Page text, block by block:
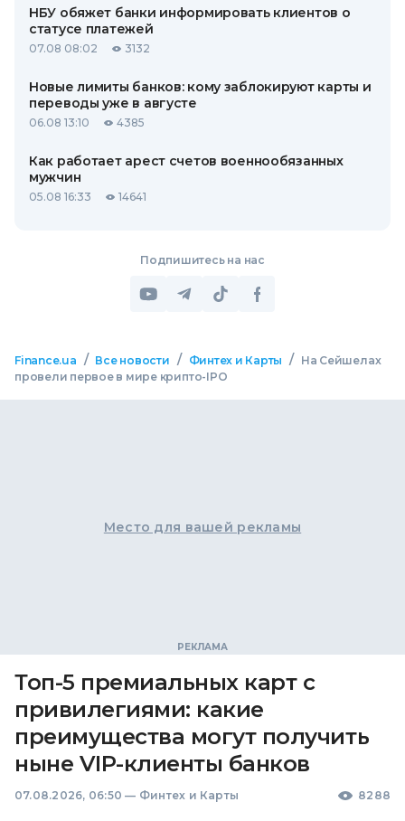
НБУ обяжет банки информировать клиентов о
статусе платежей
07.08 08:02 3132
Новые лимиты банков: кому заблокируют карты и
переводы уже в августе
06.08 13:10 4385
Как работает арест счетов военнообязанных
мужчин
05.08 16:33 14641
Подпишитесь на нас
Finance.ua / Все новости / Финтех и Карты /
На Сейшелах
провели первое в мире крипто-IPO
Место для вашей рекламы
Топ-5 премиальных карт с
привилегиями: какие
преимущества могут получить
ныне VIP-клиенты банков
07.08.2026, 06:50 — Финтех и Карты 8288